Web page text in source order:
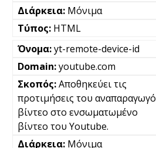
Μόνιμα
HTML
yt-remote-device-id
youtube.com
Αποθηκεύει τις
προτιμήσεις του αναπαραγωγό
βίντεο στο ενσωματωμένο
βίντεο του Youtube.
Μόνιμα